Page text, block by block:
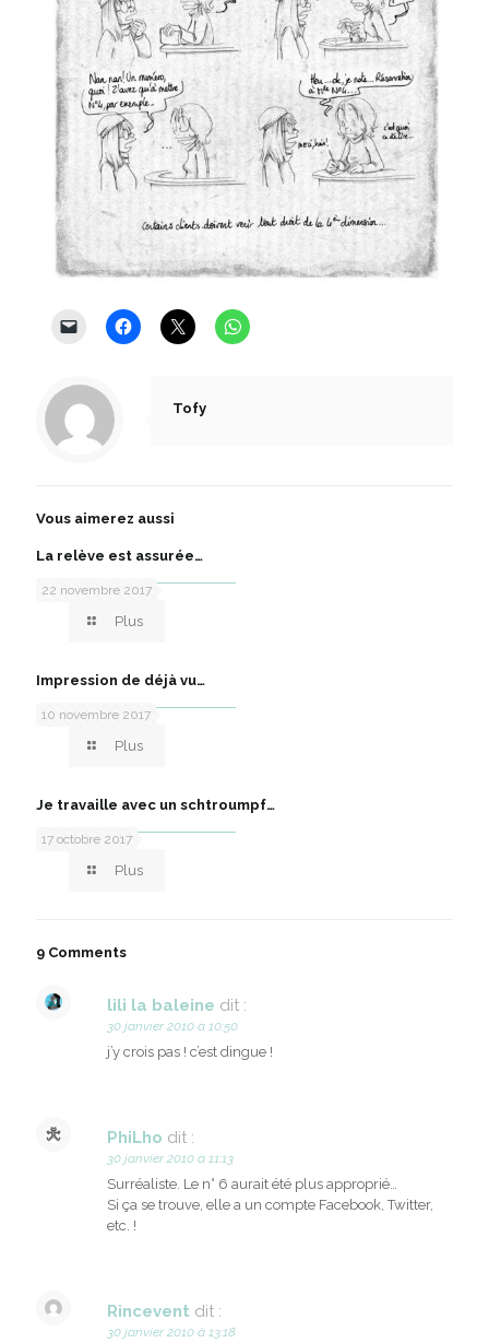
Tofy
Vous aimerez aussi
22 novembre 2017
La relève est assurée…
Plus
10 novembre 2017
Impression de déjà vu…
Plus
17 octobre 2017
Je travaille avec un schtroumpf…
Plus
9 Comments
lili la baleine dit :
30 janvier 2010 à 10:50
j’y crois pas ! c’est dingue !
PhiLho dit :
30 janvier 2010 à 11:13
Surréaliste. Le n° 6 aurait été plus approprié…
Si ça se trouve, elle a un compte Facebook, Twitter,
etc. !
Rincevent dit :
30 janvier 2010 à 13:18